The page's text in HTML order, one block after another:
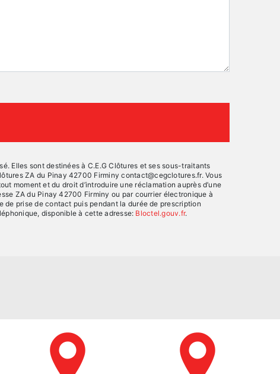
Elles sont destinées à C.E.G Clôtures et ses sous-traitants
ZA du Pinay 42700 Firminy contact@cegclotures.fr. Vous
moment et du droit d’introduire une réclamation auprès d’une
ZA du Pinay 42700 Firminy ou par courrier électronique à
prise de contact puis pendant la durée de prescription
disponible à cette adresse: Bloctel.gouv.fr.